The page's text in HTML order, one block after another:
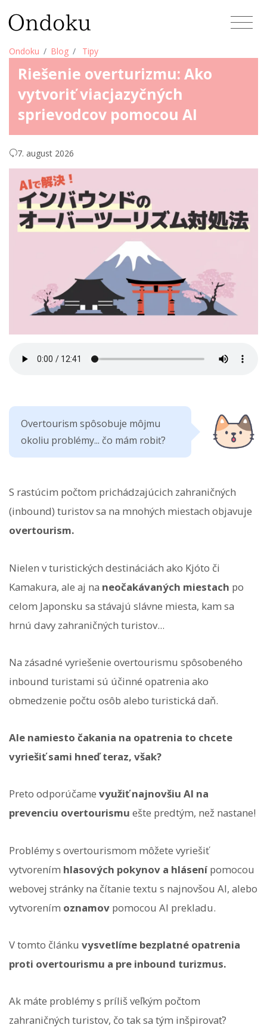
Ondoku Blog Tipy
Riešenie overturizmu: Ako
vytvoriť viacjazyčných
sprievodcov pomocou AI
7. august 2026
Overtourism spôsobuje môjmu
okoliu problémy... čo mám robiť?
S rastúcim počtom prichádzajúcich zahraničných
(inbound) turistov sa na mnohých miestach objavuje
overtourism.
Nielen v turistických destináciách ako Kjóto či
Kamakura, ale aj na neočakávaných miestach po
celom Japonsku sa stávajú slávne miesta, kam sa
hrnú davy zahraničných turistov...
Na zásadné vyriešenie overtourismu spôsobeného
inbound turistami sú účinné opatrenia ako
obmedzenie počtu osôb alebo turistická daň.
Ale namiesto čakania na opatrenia to chcete
vyriešiť sami hneď teraz, však?
Preto odporúčame využiť najnovšiu AI na
prevenciu overtourismu ešte predtým, než nastane!
Problémy s overtourismom môžete vyriešiť
vytvorením hlasových pokynov a hlásenípomocou
webovej stránky na čítanie textu s najnovšou AI, alebo
vytvorením oznamov pomocou AI prekladu.
V tomto článku vysvetlíme bezplatné opatrenia
proti overtourismu a pre inbound turizmus.
Ak máte problémy s príliš veľkým počtom
zahraničných turistov, čo tak sa tým inšpirovať?